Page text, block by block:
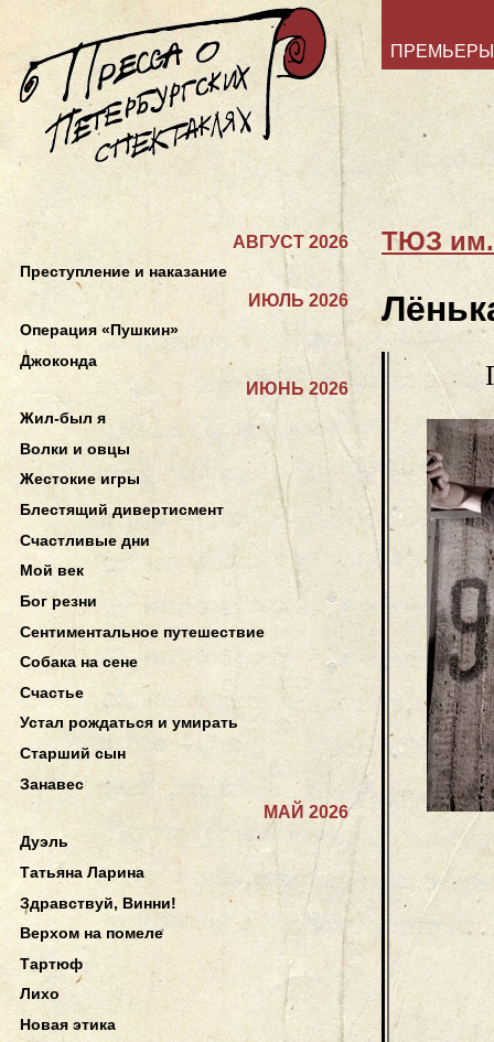
ПРЕМЬЕРЫ
ТЮЗ им.
АВГУСТ 2026
Преступление и наказание
ИЮЛЬ 2026
Операция «Пушкин»
Джоконда
ИЮНЬ 2026
Жил-был я
Волки и овцы
Жестокие игры
Блестящий дивертисмент
Счастливые дни
Мой век
Бог резни
Сентиментальное путешествие
Собака на сене
Счастье
Устал рождаться и умирать
Старший сын
Занавес
МАЙ 2026
Дуэль
Татьяна Ларина
Здравствуй, Винни!
Верхом на помеле
Тартюф
Лихо
Новая этика